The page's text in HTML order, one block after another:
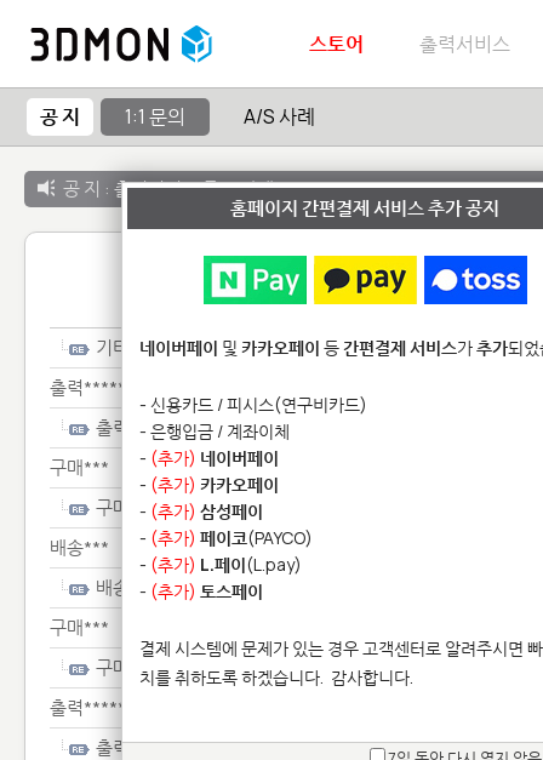
스토어 출력서비스
공 지 1:1 문의 A/S 사례
공 지 : 출력서비스 종료 안내
1:1 문
기타**************
출력******
출력******
구매***
구매***
배송***
배송***
구매***
구매***
출력******
출력******
홈페이지 간편결제 서비스 추가 공지
네이버페이 및 카카오페이 등간편결제 서비스가추가되
- 신용카드 / 피시스(연구비카드)
- 은행입금 / 계좌이체
- (추가) 네이버페이
- (추가) 카카오페이
- (추가) 삼성페이
- (추가) 페이코(PAYCO)
- (추가) L.페이(L.pay)
- (추가) 토스페이
결제 시스템에 문제가 있는 경우 고객센터로 알려주시면
치를 취하도록 하겠습니다. 감사합니다.